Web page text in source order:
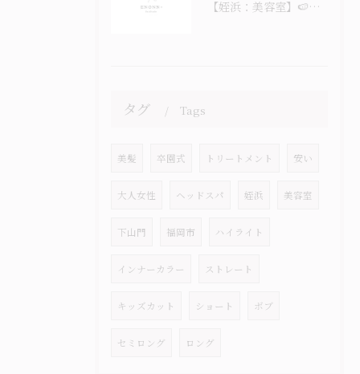
【姪浜：美容室】🍉なつ！ナツ！夏！！！🎐
タグ Tags
美髪 卒園式 トリートメント 安い
大人女性 ヘッドスパ 姪浜 美容室
下山門 福岡市 ハイライト
インナーカラー ストレート
キッズカット ショート ボブ
セミロング ロング